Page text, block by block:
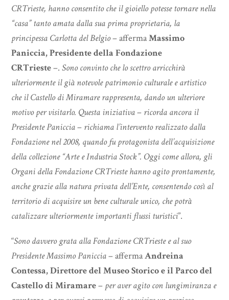
CRTrieste, hanno consentito che il gioiello potesse tornare nella
“casa” tanto amata dalla sua prima proprietaria, la
principessa Carlotta del Belgio– affermaMassimo
Paniccia, Presidente della Fondazione
CRTrieste–.Sono convinto che lo scettro arricchirà
ulteriormente il già notevole patrimonio culturale e artistico
che il Castello di Miramare rappresenta, dando un ulteriore
motivo per visitarlo. Questa iniziativa– ricorda ancora il
Presidente Paniccia– richiama l’intervento realizzato dalla
Fondazione nel 2008, quando fu protagonista dell’acquisizione
della collezione “Arte e Industria Stock”. Oggi come allora, gli
Organi della Fondazione CRTrieste hanno agito prontamente,
anche grazie alla natura privata dell’Ente, consentendo così al
territorio di acquisire un bene culturale unico, che potrà
catalizzare ulteriormente importanti flussi turistici”.
“Sono davvero grata alla Fondazione CRTrieste e al suo
Presidente Massimo Paniccia– affermaAndreina
Contessa, Direttore del Museo Storico e il Parco del
Castello di Miramare– per aver agito con lungimiranza e